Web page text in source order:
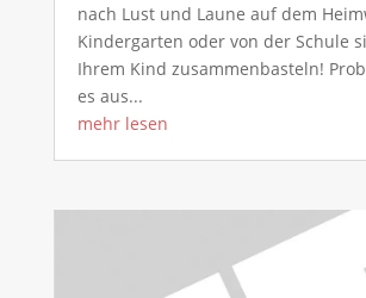
nach Lust und Laune auf dem
Kindergarten oder von der Schule
Ihrem Kind zusammenbasteln!
es aus...
mehr lesen